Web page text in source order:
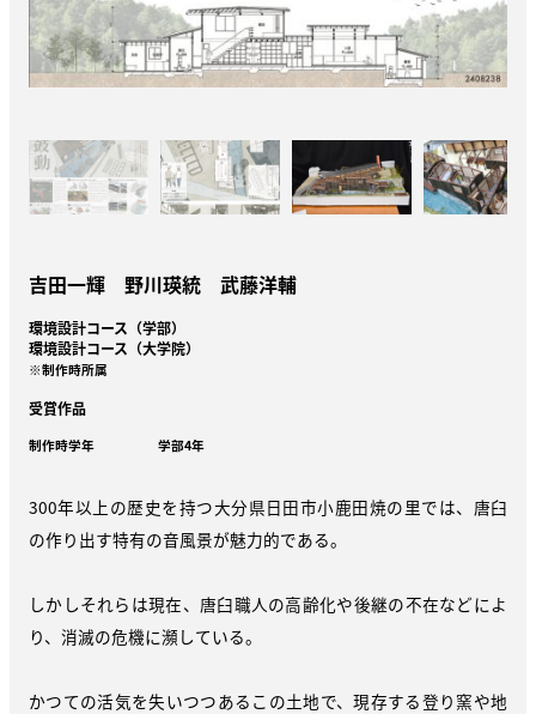
吉田一輝 野川瑛統 武藤洋輔
環境設計コース（学部）
環境設計コース（大学院）
※制作時所属
受賞作品
制作時学年 学部4年
300年以上の歴史を持つ大分県日田市小鹿田焼の里では、唐臼
の作り出す特有の音風景が魅力的である。
しかしそれらは現在、唐臼職人の高齢化や後継の不在などによ
り、消滅の危機に瀕している。
かつての活気を失いつつあるこの土地で、現存する登り窯や地